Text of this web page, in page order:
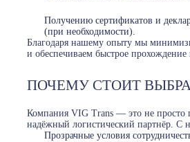
Получению сертификатов и
(при необходимости).
Благодаря нашему опыту мы
и обеспечиваем быстрое прохождение
ПОЧЕМУ СТОИТ
Компания VIG Trans — это не просто
надёжный логистический партнёр. С
Прозрачные условия